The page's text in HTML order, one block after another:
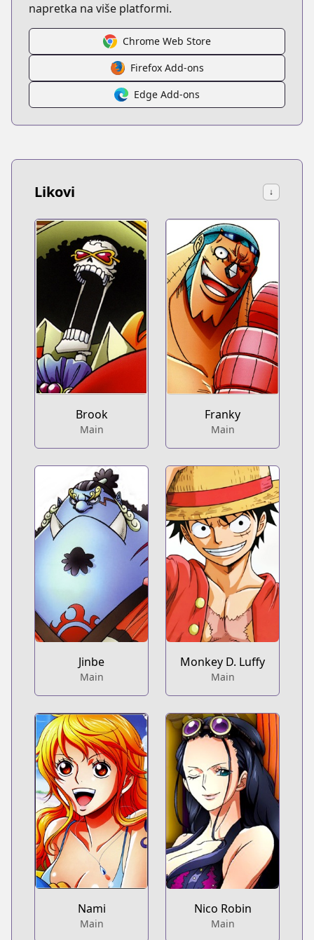
napretka na više platformi.
Chrome Web Store
Firefox Add-ons
Edge Add-ons
Likovi ↓
Brook
Main
Franky
Main
Jinbe
Main
Monkey D. Luffy
Main
Nami
Main
Nico Robin
Main